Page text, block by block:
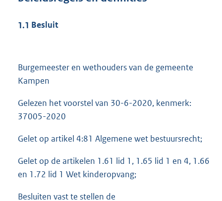
1.1 Besluit
Burgemeester en wethouders van de gemeente
Kampen
Gelezen het voorstel van 30-6-2020, kenmerk:
37005-2020
Gelet op artikel 4:81 Algemene wet bestuursrecht;
Gelet op de artikelen 1.61 lid 1, 1.65 lid 1 en 4, 1.66
en 1.72 lid 1 Wet kinderopvang;
Besluiten vast te stellen de